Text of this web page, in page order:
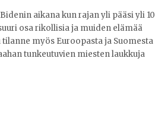
aikana kun rajan yli pääsi yli 10
osa rikollisia ja muiden elämää
myös Euroopasta ja Suomesta
tunkeutuvien miesten laukkuja